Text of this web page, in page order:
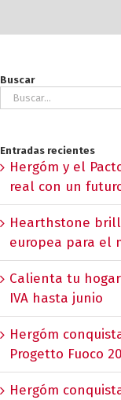
Buscar
Buscar:
Entradas recientes
Hergóm y el
real con un
Hearthstone
europea para el
Calienta tu
IVA hasta junio
Hergóm
Progetto Fuoco
Hergóm